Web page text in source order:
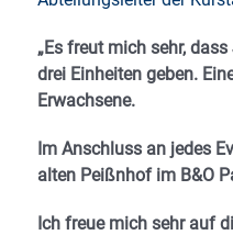
„Es freut mich sehr,
drei Einheiten geben.
Erwachsene.
Im Anschluss an jedes
alten Peißnhof im B&O
Ich freue mich sehr auf